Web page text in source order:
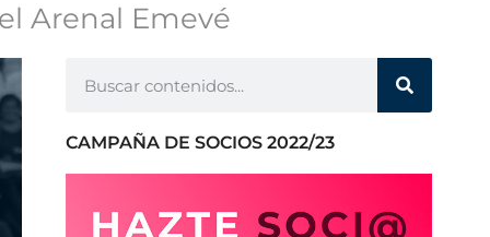
Arenal Emevé
CAMPAÑA DE SOCIOS 2022/23